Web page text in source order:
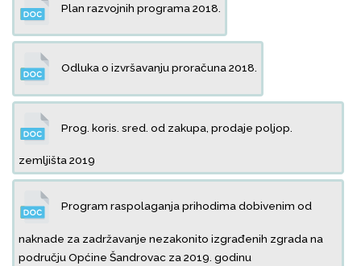
Plan razvojnih programa 2018.
Odluka o izvršavanju proračuna 2018.
Prog. koris. sred. od zakupa, prodaje poljop.
zemljišta 2019
Program raspolaganja prihodima dobivenim od
naknade za zadržavanje nezakonito izgrađenih zgrada na
području Općine Šandrovac za 2019. godinu